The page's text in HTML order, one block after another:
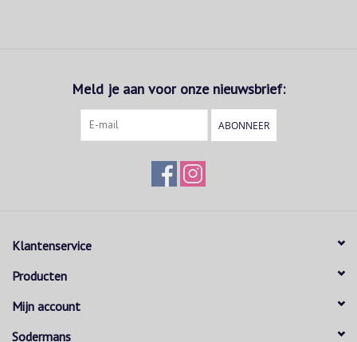
Meld je aan voor onze nieuwsbrief:
ABONNEER
Klantenservice
Producten
Mijn account
Sodermans